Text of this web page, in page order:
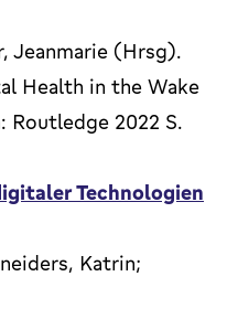
Jeanmarie (Hrsg).
Health in the Wake
Routledge 2022 S.
Technologien
Katrin;